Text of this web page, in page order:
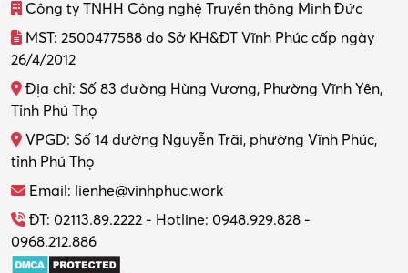
Thiết kế nội thất
Thợ máy – Ô tô – Xe máy
Thực tập
Tổ chức sự kiện – Quà tặng
Trợ lý
Công ty TNHH Công nghệ Truyền thông Minh Đức
MST: 2500477588 do Sở KH&ĐT Vĩnh Phúc cấp ngày
26/4/2012
Địa chỉ: Số 83 đường Hùng Vương, Phường Vĩnh Yên,
Tỉnh Phú Thọ
VPGD: Số 14 đường Nguyễn Trãi, phường Vĩnh Phúc,
tỉnh Phú Thọ
Email: lienhe@vinhphuc.work
ĐT: 02113.89.2222 - Hotline: 0948.929.828 -
0968.212.886